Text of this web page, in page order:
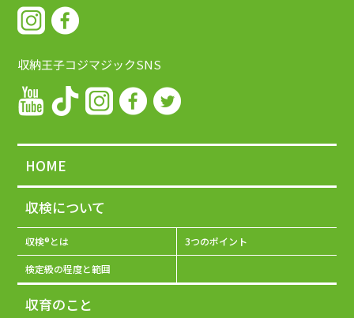
収納王子コジマジックSNS
HOME
収検について
収検®とは 3つのポイント
検定級の程度と範囲
収育のこと